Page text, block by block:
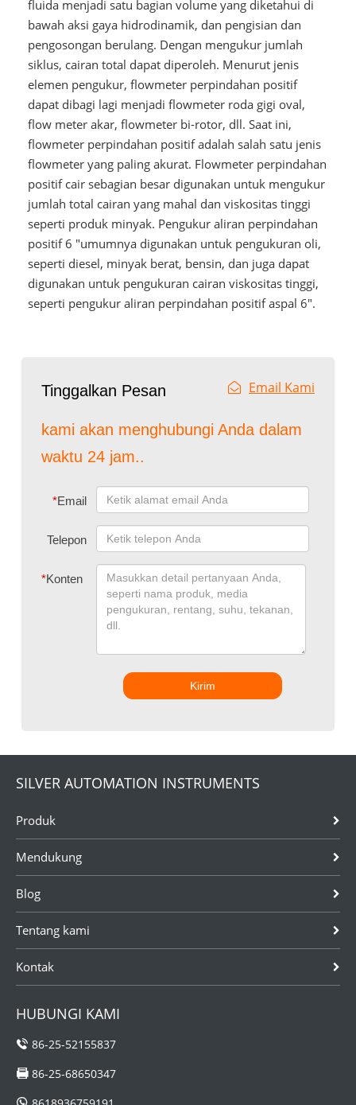
fluida menjadi satu bagian volume yang diketahui di
bawah aksi gaya hidrodinamik, dan pengisian dan
pengosongan berulang. Dengan mengukur jumlah
siklus, cairan total dapat diperoleh. Menurut jenis
elemen pengukur, flowmeter perpindahan positif
dapat dibagi lagi menjadi flowmeter roda gigi oval,
flow meter akar, flowmeter bi-rotor, dll. Saat ini,
flowmeter perpindahan positif adalah salah satu jenis
flowmeter yang paling akurat. Flowmeter perpindahan
positif cair sebagian besar digunakan untuk mengukur
jumlah total cairan yang mahal dan viskositas tinggi
seperti produk minyak. Pengukur aliran perpindahan
positif 6 "umumnya digunakan untuk pengukuran oli,
seperti diesel, minyak berat, bensin, dan juga dapat
digunakan untuk pengukuran cairan viskositas tinggi,
seperti pengukur aliran perpindahan positif aspal 6".
Tinggalkan Pesan Email Kami
kami akan menghubungi Anda dalam
waktu 24 jam..
*Email
Telepon
*Konten
Kirim
SILVER AUTOMATION INSTRUMENTS
Produk
Mendukung
Blog
Tentang kami
Kontak
HUBUNGI KAMI
86-25-52155837
86-25-68650347